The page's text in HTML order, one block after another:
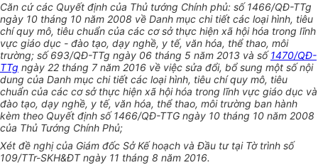
Căn cứ các Quyết định của Thủ tướng Chính phủ: số 1466/QĐ-TTg
ngày 10 tháng 10 năm 2008 về Danh mục chi tiết các loại hình, tiêu
chí quy mô, tiêu chuẩn của các cơ sở thực hiện xã hội hóa trong lĩnh
vực giáo dục - đào tạo, dạy nghề, y tế, văn hóa, thể thao, môi
trường; số 693/QĐ-TTg ngày 06 tháng 5 năm 2013 và số1470/QĐ-
TTg ngày 22 tháng 7 năm 2016 về việc sửa đổi, bổ sung một số nội
dung của Danh mục chi tiết các loại hình, tiêu chí quy mô, tiêu
chuẩn của các cơ sở thực hiện xã hội hóa trong lĩnh vực giáo dục và
đào tạo, dạy nghề, y tế, văn hóa, thể thao, môi trường ban hành
kèm theo Quyết định số1466/QĐ-TTG ngày 10 tháng 10 năm 2008
của Thủ Tướng Chính Phủ;
Xét đề nghị của Giám đốc Sở Kế hoạch và Đầu tư tại Tờ trình số
109/TTr-SKH&ĐT ngày 11 tháng 8 năm 2016.